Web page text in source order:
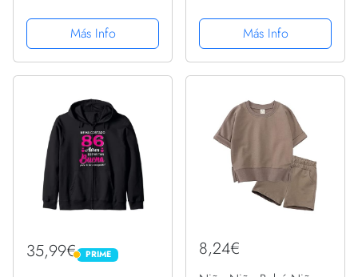
Sudadera con Capucha
Más Info
Sudadera con Capucha
Más Info
35,99€ PRIME
PRIME 8,24€